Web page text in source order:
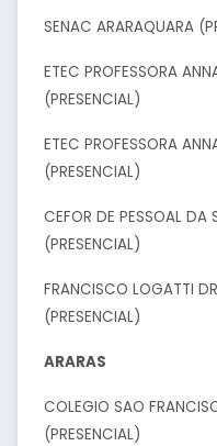
SENAC ARARAQUARA
ETEC PROFESSORA
(PRESENCIAL)
ETEC PROFESSORA
(PRESENCIAL)
CEFOR DE PESSOAL DA
(PRESENCIAL)
FRANCISCO LOGATTI
(PRESENCIAL)
ARARAS
COLEGIO SAO
(PRESENCIAL)